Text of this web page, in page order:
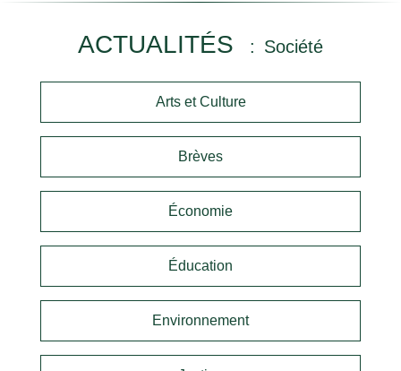
ACTUALITÉS Société
Arts et Culture
Brèves
Économie
Éducation
Environnement